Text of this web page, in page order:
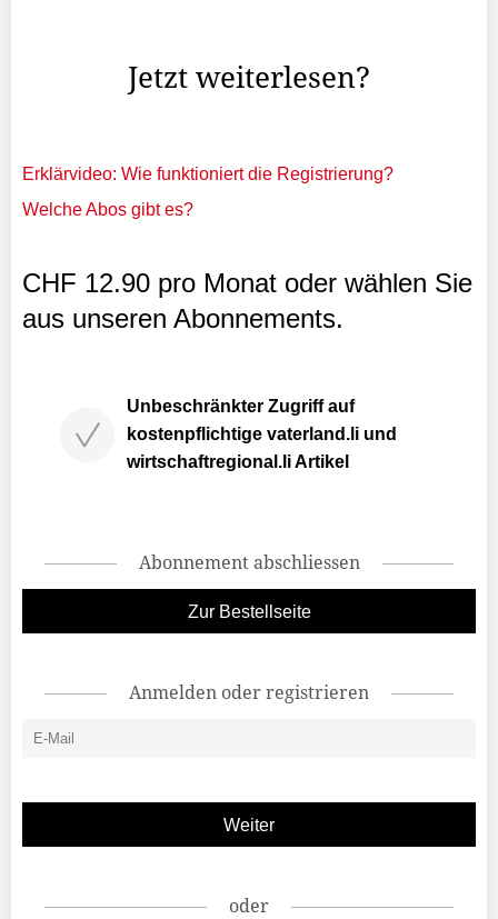
Jetzt weiterlesen?
Erklärvideo: Wie funktioniert die Registrierung?
Welche Abos gibt es?
CHF 12.90 pro Monat oder wählen Sie
aus unseren Abonnements.
Unbeschränkter Zugriff auf
kostenpflichtige vaterland.li und
wirtschaftregional.li Artikel
Abonnement abschliessen
Zur Bestellseite
Anmelden oder registrieren
oder